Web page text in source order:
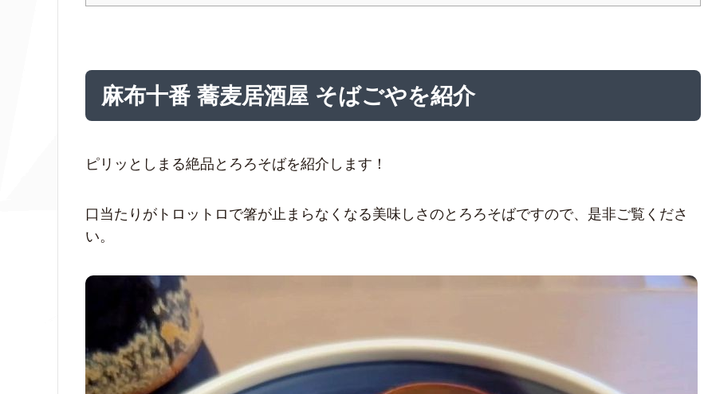
麻布十番 蕎麦居酒屋 そばごやを紹介
ピリッとしまる絶品とろろそばを紹介します！
口当たりがトロットロで箸が止まらなくなる美味しさのとろろそばですので、是非ご覧くださ
い。